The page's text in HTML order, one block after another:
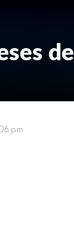
de
pm